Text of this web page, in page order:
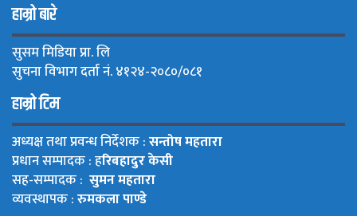
हाम्रो बारे
सुसम मिडिया प्रा. लि
सुचना विभाग दर्ता नं. ४१२४-२०८०/०८१
हाम्रो टिम
अध्यक्ष तथा प्रवन्ध निर्देशक :सन्तोष महतारा
प्रधान सम्पादक : हरिबहादुर केसी
सह-सम्पादक : सुमन महतारा
व्यवस्थापक :रुमकला पाण्डे